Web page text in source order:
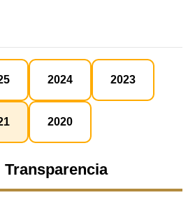
2024 2023
2020
Transparencia